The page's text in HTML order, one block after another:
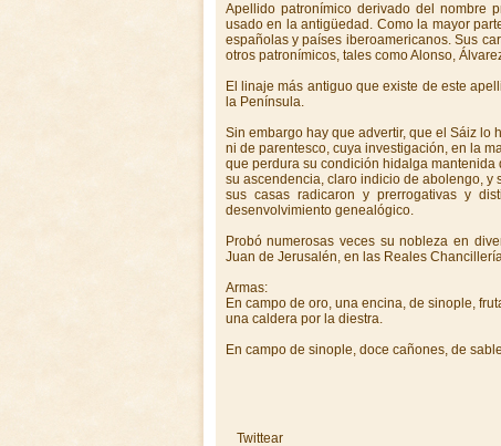
Apellido patronímico derivado del nombre
usado en la antigüedad. Como la mayor
españolas y países iberoamericanos. Sus
otros patronímicos, tales como Alonso,
El linaje más antiguo que existe de este
la Península.
Sin embargo hay que advertir, que el Sáiz lo
ni de parentesco, cuya investigación, en la
que perdura su condición hidalga
su ascendencia, claro indicio de abolengo, y
sus casas radicaron y prerrogativas y
desenvolvimiento genealógico.
Probó numerosas veces su nobleza en
Juan de Jerusalén, en las Reales
Armas:
En campo de oro, una encina, de sinople,
una caldera por la diestra.
En campo de sinople, doce cañones, de
Twittear